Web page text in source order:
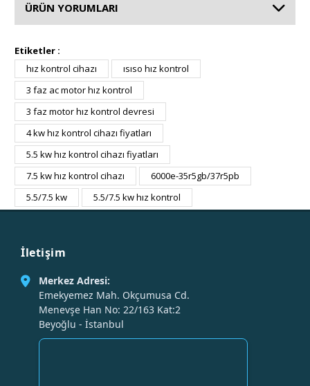
ÜRÜN YORUMLARI
Etiketler :
hız kontrol cihazı
ısıso hız kontrol
3 faz ac motor hız kontrol
3 faz motor hız kontrol devresi
4 kw hız kontrol cihazı fiyatları
5.5 kw hız kontrol cihazı fiyatları
7.5 kw hız kontrol cihazı
6000e-35r5gb/37r5pb
5.5/7.5 kw
5.5/7.5 kw hız kontrol
İletişim
Merkez Adresi:
Emekyemez Mah. Okçumusa Cd.
Menevşe Han No: 22/163 Kat:2
Beyoğlu - İstanbul